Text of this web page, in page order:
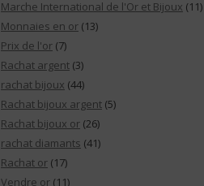
Marche International de l'Or et Bijoux (11)
Monnaies en or (13)
Prix de l'or (7)
Rachat argent (3)
rachat bijoux (44)
Rachat bijoux argent (5)
Rachat bijoux or (26)
rachat diamants (41)
Rachat or (17)
Vendre or (11)